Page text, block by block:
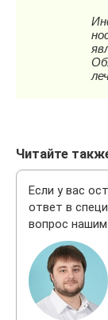
Читайте
Если у вас
ответ в
вопрос нашим